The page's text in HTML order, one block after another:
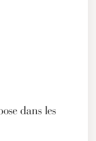
dans les